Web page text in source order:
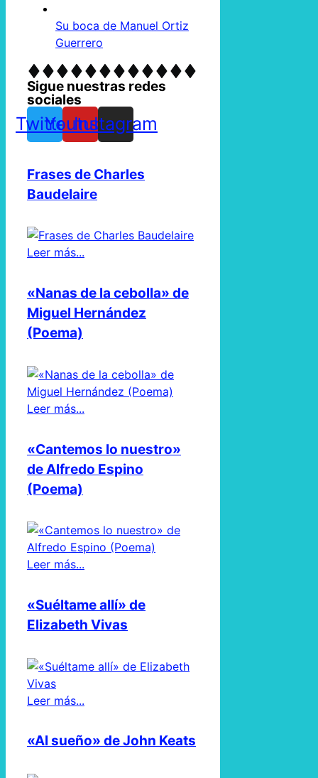
Su boca de Manuel Ortiz
Guerrero
Sigue nuestras redes
sociales
TwitterYoutube
Instagram
Frases de Charles
Baudelaire
Leer más...
«Nanas de la cebolla» de
Miguel Hernández
(Poema)
Leer más...
«Cantemos lo nuestro»
de Alfredo Espino
(Poema)
Leer más...
«Suéltame allí» de
Elizabeth Vivas
Leer más...
«Al sueño» de John Keats